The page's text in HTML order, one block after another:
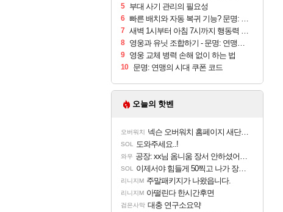
5 부대 사기 관리의 필요성
6 빠른 배치와 자동 복귀 기능? 문명: 연맹의 시대
7 새벽 1시부터 아침 7시까지 행동력 2배 소모됩니다
8 영웅과 유닛 조합하기 - 문명: 연맹의 시대
9 영웅 교체 병력 손해 없이 하는 법
10 문명: 연맹의 시대 쿠폰 코드
오늘의 핫벤
오버워치 넥슨 오버워치 홈페이지 새단장!!
SOL 도와주세요..!
와우 공장: xx님 옴니움 장서 안하셨어요?
SOL 이제서야 힘들게 50찍고 나가 장궁 받았는데...
리니지M 주말패키지가 나왔읍니다.
리니지M 아떨린다 한시간후면
검은사막 대충 연구소요약